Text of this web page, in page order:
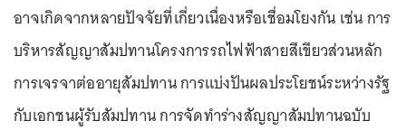
อาจเกิดจากหลายปัจจัยที่เกี่ยวเนื่องหรือเชื่อมโยงกัน เช่น การ
บริหารสัญญาสัมปทานโครงการรถไฟฟ้าสายสีเขียวส่วนหลัก
การเจรจาต่ออายุสัมปทาน การแบ่งปันผลประโยชน์ระหว่างรัฐ
กับเอกชนผู้รับสัมปทาน การจัดทำร่างสัญญาสัมปทานฉบับ